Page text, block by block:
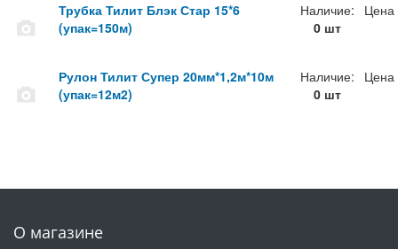
Трубка Тилит Блэк Стар 15*6
(упак=150м)
Наличие:
0 шт
Цена
Рулон Тилит Супер 20мм*1,2м*10м
(упак=12м2)
Наличие:
0 шт
Цена
О магазине